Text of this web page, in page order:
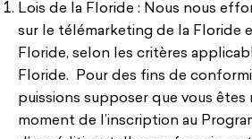
Lois de la Floride : Nous nous
sur le télémarketing de la Floride
Floride, selon les critères
Floride. Pour des fins de
puissions supposer que vous êtes
moment de l’inscription au